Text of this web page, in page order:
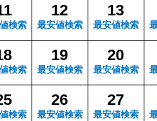
検索
12
最安値検索
13
最安値検索
検索
19
最安値検索
20
最安値検索
検索
26
最安値検索
27
最安値検索